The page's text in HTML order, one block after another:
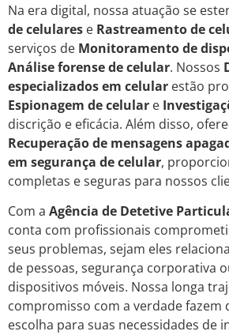
Na era digital, nossa atuação se
de celulares e Rastreamento de
serviços de Monitoramento de
Análise forense de celular. Nossos
especializados em celular estão
Espionagem de celular e
discrição e eficácia. Além disso,
Recuperação de mensagens
em segurança de celular,
completas e seguras para nossos
Com a Agência de Detetive
conta com profissionais
seus problemas, sejam eles
de pessoas, segurança corporativa
dispositivos móveis. Nossa longa
compromisso com a verdade fazem
escolha para suas necessidades de